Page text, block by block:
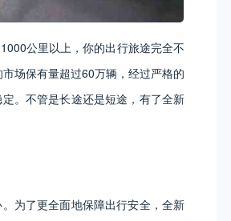
公里以上，你的出行旅途完全不
场保有量超过60万辆，经过严格的
。不管是长途还是短途，有了全新
为了更全面地保障出行安全，全新